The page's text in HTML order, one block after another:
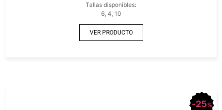
Tallas disponibles:
6, 4, 10
VER PRODUCTO
25%